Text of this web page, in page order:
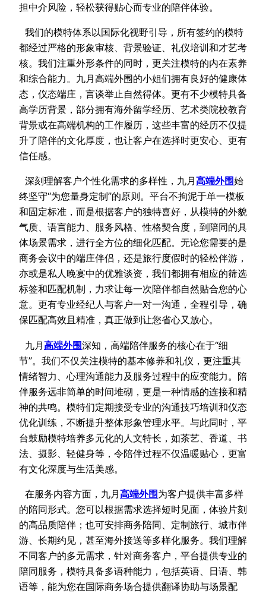
担中介风险，轻松获得贴心而专业的陪伴体验。
我们的模特体系以国际化视野引导，所有签约的模特
都经过严格的形象审核、背景验证、礼仪培训和才艺考
核。我们注重外形条件的同时，更关注模特的内在素养
和综合能力。九月高端外围的小姐们拥有良好的健康体
态，仪态端庄，言谈举止自然得体。更有不少模特具备
高学历背景，部分拥有海外留学经历、艺术类院校教育
背景或在高端机构的工作履历，这些丰富的经历不仅提
升了陪伴的文化厚度，也让客户在选择时更安心、更有
信任感。
深刻理解客户个性化需求的多样性，九月高端外围始
终坚守“为您量身定制”的原则。平台不拘泥于单一模板
和固定标准，而是根据客户的独特喜好，从模特的外貌
气质、语言能力、服务风格、性格契合度，到陪同的具
体场景需求，进行全方位的细化匹配。无论您需要的是
商务会议中的端庄伴侣，还是旅行度假时的轻松伴游，
亦或是私人晚宴中的优雅谈资，我们都拥有相应的筛选
标签和匹配机制，力求让每一次陪伴都自然贴合您的心
意。更有专业经纪人与客户一对一沟通，全程引导，确
保匹配高效且精准，真正做到让您省心又放心。
九月高端外围深知，高端陪伴服务的核心在于“细
节”。我们不仅关注模特的基本修养和礼仪，更注重其
情绪智力、心理沟通能力及服务过程中的应变能力。陪
伴服务远非简单的时间堆砌，更是一种情感的连接和精
神的共鸣。模特们定期接受专业的沟通技巧培训和仪态
优化训练，不断提升整体形象管理水平。与此同时，平
台鼓励模特培养多元化的人文特长，如茶艺、香道、书
法、摄影、轻健身等，令陪伴过程不仅温暖贴心，更富
有文化深度与生活美感。
在服务内容方面，九月高端外围为客户提供丰富多样
的陪同形式。您可以根据需求选择短时见面，体验片刻
的高品质陪伴；也可安排商务陪同、定制旅行、城市伴
游、长期约见，甚至海外接送等多样化服务。我们理解
不同客户的多元需求，针对商务客户，平台提供专业的
陪同服务，模特具备多语种能力，包括英语、日语、韩
语等，能为您在国际商务场合提供翻译协助与场景配